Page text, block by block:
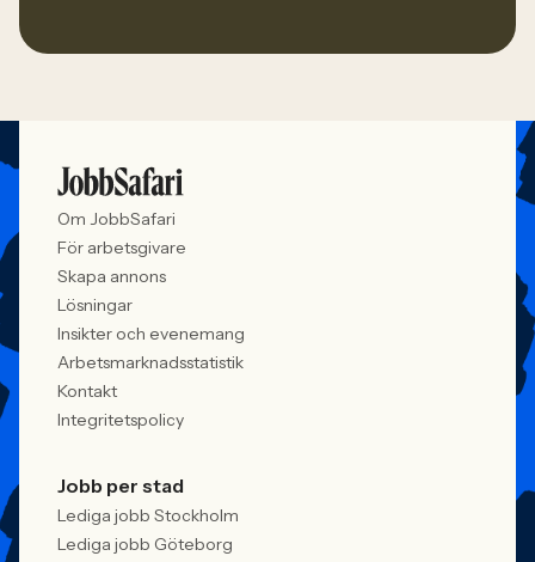
Om JobbSafari
För arbetsgivare
Skapa annons
Lösningar
Insikter och evenemang
Arbetsmarknadsstatistik
Kontakt
Integritetspolicy
Jobb per stad
Lediga jobb Stockholm
Lediga jobb Göteborg